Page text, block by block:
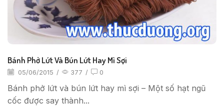
Bánh Phở Lứt Và Bún Lứt Hay Mì Sợi
05/06/2015 / 377 / 0
Bánh phở lứt và bún lứt hay mì sợi – Một số hạt ngũ
cốc được say thành...